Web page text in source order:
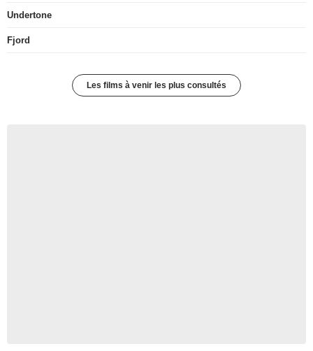
Undertone
Fjord
Les films à venir les plus consultés